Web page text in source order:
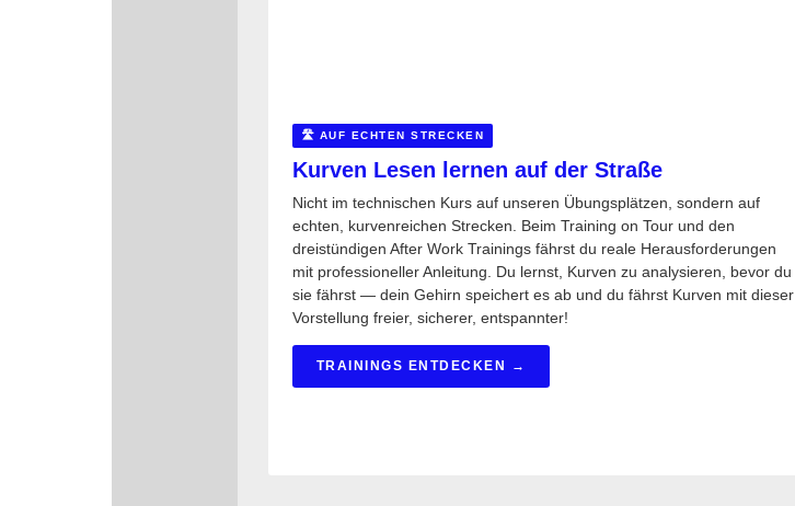
🛣️ AUF ECHTEN STRECKEN
Kurven Lesen lernen auf der Straße
Nicht im technischen Kurs auf unseren Übungsplätzen, sondern auf
echten, kurvenreichen Strecken. Beim Training on Tour und den
dreistündigen After Work Trainings fährst du reale Herausforderungen
mit professioneller Anleitung. Du lernst, Kurven zu analysieren, bevor du
sie fährst — dein Gehirn speichert es ab und du fährst Kurven mit dieser
Vorstellung freier, sicherer, entspannter!
TRAININGS ENTDECKEN →